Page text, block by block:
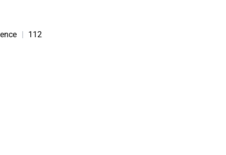
| 112